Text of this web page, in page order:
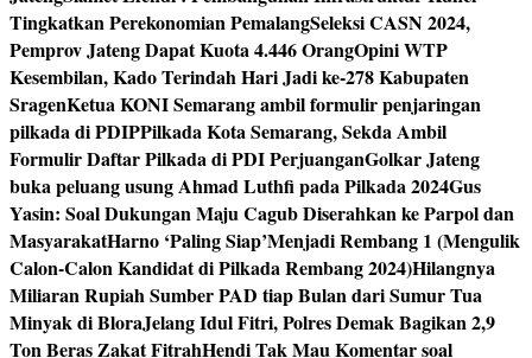
Tingkatkan Perekonomian PemalangSeleksi CASN 2024,
Pemprov Jateng Dapat Kuota 4.446 OrangOpini WTP
Kesembilan, Kado Terindah Hari Jadi ke-278 Kabupaten
SragenKetua KONI Semarang ambil formulir penjaringan
pilkada di PDIPPilkada Kota Semarang, Sekda Ambil
Formulir Daftar Pilkada di PDI PerjuanganGolkar Jateng
buka peluang usung Ahmad Luthfi pada Pilkada 2024Gus
Yasin: Soal Dukungan Maju Cagub Diserahkan ke Parpol dan
MasyarakatHarno ‘Paling Siap’Menjadi Rembang 1 (Mengulik
Calon-Calon Kandidat di Pilkada Rembang 2024)Hilangnya
Miliaran Rupiah Sumber PAD tiap Bulan dari Sumur Tua
Minyak di BloraJelang Idul Fitri, Polres Demak Bagikan 2,9
Ton Beras Zakat FitrahHendi Tak Mau Komentar soal